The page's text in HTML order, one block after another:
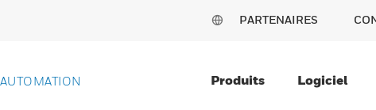
PARTENAIRES
Produits Logiciel